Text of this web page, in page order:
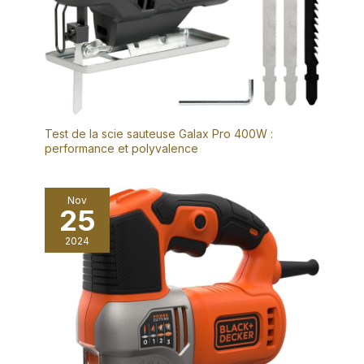
1x plaque cible verte, 1x
support mural, 1x plateforme
de levage, 2x batteries
2500mAH，1x Trépied，1x
Tunettes.
1x plaque cible verte, 1x
support mural, 1x plateforme
de levage, 2x batteries
2500mAH.
Test de la scie sauteuse Galax Pro 400W :
performance et polyvalence
Nov
25
2024